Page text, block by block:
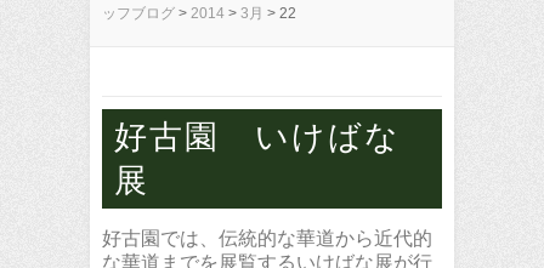
ッフブログ > 2014 > 3月 > 22
好古園 いけばな
展
好古園では、伝統的な華道から近代的
な華道までを展覧するいけばな展が行